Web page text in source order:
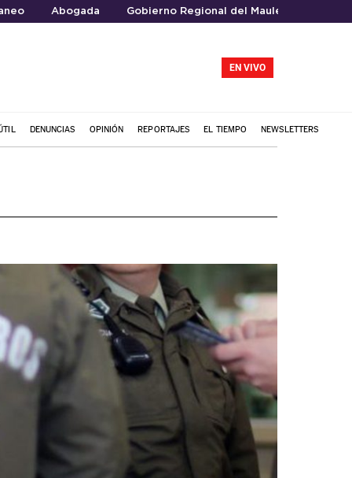
Abogada Gobierno Regional del Maule
EN VIVO
DENUNCIAS OPINIÓN REPORTAJES EL TIEMPO NEWSLETTERS